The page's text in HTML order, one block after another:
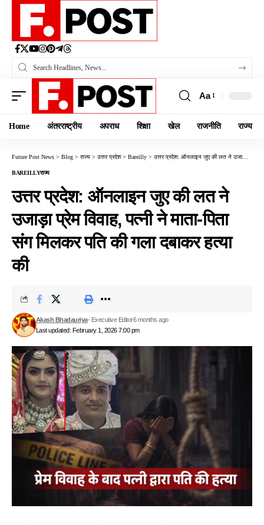
Aa
Home अंतरराष्ट्रीय अपराध शिक्षा खेल राजनीति राज्य
Future Post News > Blog > राज्य > उत्तर प्रदेश> Bareilly > उत्तर प्रदेश: ऑनलाइन जुए की लत ने उजाड़ा प्रेम विवाह, पत्नी ने माता-पिता संग मिलकर पति की गला दबाकर हत्या की
BAREILLYराज्य
उत्तर प्रदेश: ऑनलाइन जुए की लत ने
उजाड़ा प्रेम विवाह, पत्नी ने माता-पिता
संग मिलकर पति की गला दबाकर हत्या
की
Last updated: February 1, 2026 7:00 pm
Akash Bhadauriya- Executive Editor6 months ago